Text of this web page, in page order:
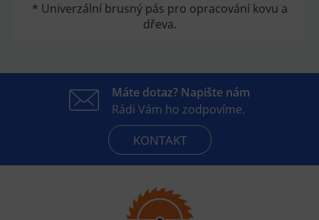
* Univerzální brusný pás pro opracování kovu a
dřeva.
Máte dotaz? Napište nám
Rádi Vám ho zodpovíme.
KONTAKT